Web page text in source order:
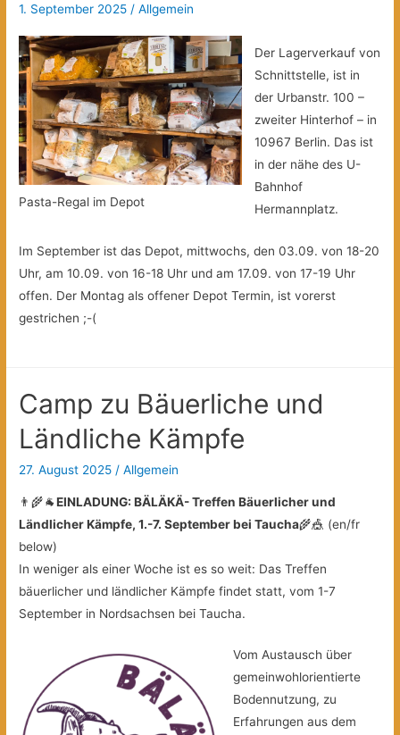
1. September 2025 /Allgemein
Pasta-Regal im Depot
Der Lagerverkauf von
Schnittstelle, ist in
der Urbanstr. 100 –
zweiter Hinterhof – in
10967 Berlin. Das ist
in der nähe des U-
Bahnhof
Hermannplatz.
Im September ist das Depot, mittwochs, den 03.09. von 18-20
Uhr, am 10.09. von 16-18 Uhr und am 17.09. von 17-19 Uhr
offen. Der Montag als offener Depot Termin, ist vorerst
gestrichen ;-(
Camp zu Bäuerliche und
Ländliche Kämpfe
27. August 2025 /Allgemein
👨‍🌾🐐EINLADUNG: BÄLÄKÄ- Treffen Bäuerlicher und
Ländlicher Kämpfe, 1.-7. September bei Taucha🌾🎪 (en/fr
below)
In weniger als einer Woche ist es so weit: Das Treffen
bäuerlicher und ländlicher Kämpfe findet statt, vom 1-7
September in Nordsachsen bei Taucha.
Vom Austausch über
gemeinwohlorientierte
Bodennutzung, zu
Erfahrungen aus dem